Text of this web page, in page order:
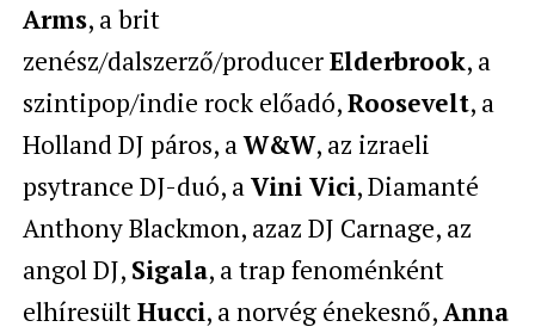
Arms, a brit
zenész/dalszerző/producerElderbrook, a
szintipop/indie rock előadó,Roosevelt, a
Holland DJ páros, aW&W, az izraeli
psytrance DJ-duó, aVini Vici, Diamanté
Anthony Blackmon, azaz DJ Carnage, az
angol DJ, Sigala, a trap fenoménként
elhíresültHucci, a norvég énekesnő,Anna